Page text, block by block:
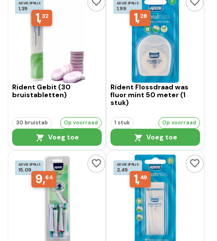
ADVIESPRIJS
1,39
1,32
Rident Gebit (30
bruistabletten)
30 bruistab Op voorraad
Voeg toe
ADVIESPRIJS
1,99
1,28
Rident Flossdraad was
fluor mint 50 meter (1
stuk)
1 stuk Op voorraad
Voeg toe
ADVIESPRIJS
15,09
9,64
ADVIESPRIJS
2,49
1,49